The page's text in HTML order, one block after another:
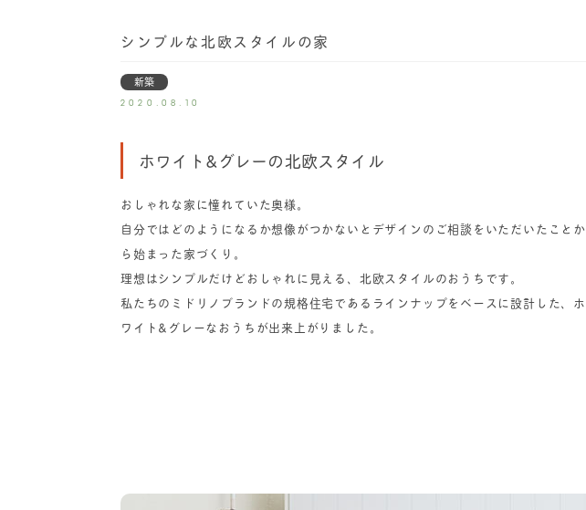
シンプルな北欧スタイルの家
新築
2020.08.10
ホワイト&グレーの北欧スタイル
おしゃれな家に憧れていた奥様。
自分ではどのようになるか想像がつかないとデザインのご相談をいただいたことか
ら始まった家づくり。
理想はシンプルだけどおしゃれに見える、北欧スタイルのおうちです。
私たちのミドリノブランドの規格住宅であるラインナップをベースに設計した、ホ
ワイト&グレーなおうちが出来上がりました。